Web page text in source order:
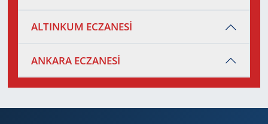
ALTINKUM ECZANESİ
ANKARA ECZANESİ